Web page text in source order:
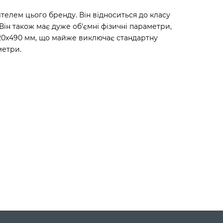
цього бренду. Він відноситься до класу
також має дуже об'ємні фізичні параметри,
мм, що майже виключає стандартну